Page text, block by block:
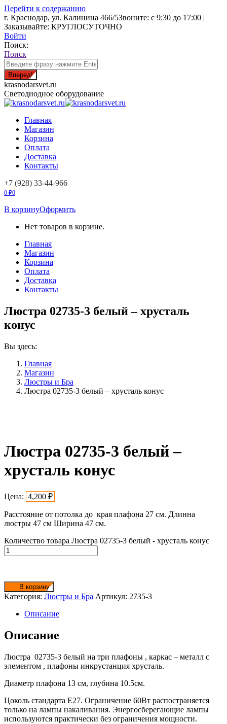
Перейти к содержанию
г. Краснодар, ул. Калинина 466/5Звоните: с 9:30 до 17:00 |
Заказывайте: КРУГЛОСУТОЧНО
Войти
Поиск:
Поиск
krasnodarsvet.ru
Светодиодное оборудование
Главная
Магазин
Корзина
Оплата
Доставка
Контакты
+7 (928) 33-44-966
0 ₽0
В корзинуОформить
Нет товаров в корзине.
Главная
Магазин
Корзина
Оплата
Доставка
Контакты
Люстра 02735-3 белый – хрусталь
конус
Вы здесь:
Главная
Магазин
Люстры и Бра
Люстра 02735-3 белый – хрусталь конус
Люстра 02735-3 белый –
хрусталь конус
Цена: 4,200 ₽
Расстояние от потолка до края плафона 27 см. Длинна
люстры 47 см Ширина 47 см.
Количество товара Люстра 02735-3 белый - хрусталь конус
В корзину
Категория: Люстры и Бра Артикул: 2735-3
Описание
Описание
Люстра 02735-3 белый на три плафоны , каркас – металл с
элементом , плафоны инкрустанция хрусталь.
Диаметр плафона 13 см, глубина 10.5см.
Цоколь стандарта Е27. Ограничение 60Вт распостраняется
только на лампы накаливания. Энергосберегающие лампы
используются практически без ограничения мощности.